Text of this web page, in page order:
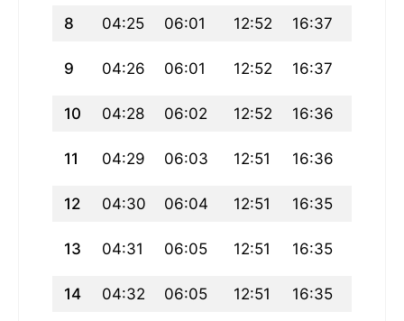
8 04:25 06:01 12:52 16:37
9 04:26 06:01 12:52 16:37
10 04:28 06:02 12:52 16:36
11 04:29 06:03 12:51 16:36
12 04:30 06:04 12:51 16:35
13 04:31 06:05 12:51 16:35
14 04:32 06:05 12:51 16:35